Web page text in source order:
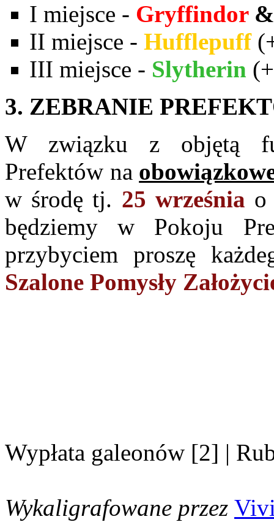
I miejsce - Gryffindor &
II miejsce - Hufflepuff
III miejsce - Slytherin
3. ZEBRANIE
W związku z objętą
Prefektów na
w środę tj. 25 września
będziemy w Pokoju
przybyciem proszę
Szalone Pomysły
Wypłata galeonów [2] |
Wykaligrafowane przez